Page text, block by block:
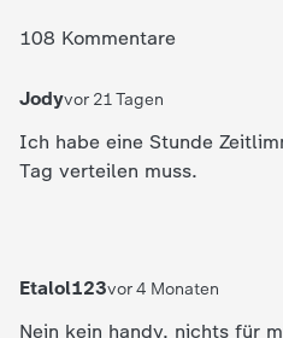
108 Kommentare
Jodyvor 21 Tagen
Ich habe eine Stunde
Tag verteilen muss.
Etalol123vor 4 Monaten
Nein kein handy, nichts für